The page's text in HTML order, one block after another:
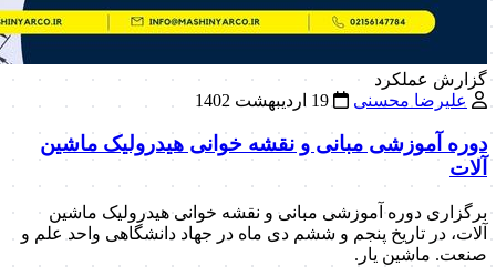
گزارش عملکرد
علیرضا محسنی
دوره آموزشی مبانی و نقشه خوانی هیدرولیک ماشین
آلات
برگزاری دوره آموزشی مبانی و نقشه خوانی هیدرولیک ماشین
آلات، در تاریخ پنجم و ششم دی ماه در جهاد دانشگاهی واحد علم و
صنعت. ماشین یار.